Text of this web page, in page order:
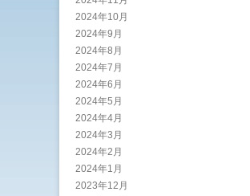
2024年10月
2024年9月
2024年8月
2024年7月
2024年6月
2024年5月
2024年4月
2024年3月
2024年2月
2024年1月
2023年12月